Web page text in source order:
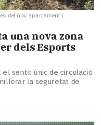
del nou aparcament |
una nova zona
dels Esports
el sentit únic de circulació
la seguretat de